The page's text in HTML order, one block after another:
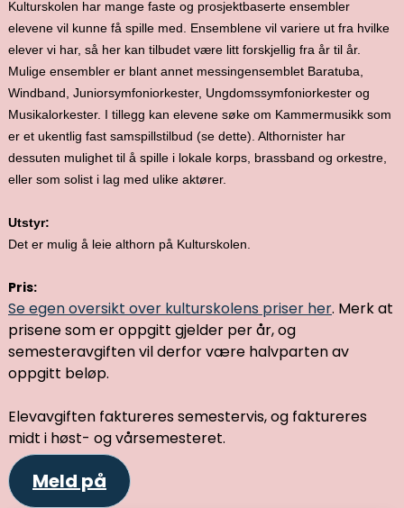
Kulturskolen har mange faste og prosjektbaserte ensembler
elevene vil kunne få spille med. Ensemblene vil variere ut fra hvilke
elever vi har, så her kan tilbudet være litt forskjellig fra år til år.
Mulige ensembler er blant annet messingensemblet Baratuba,
Windband, Juniorsymfoniorkester, Ungdomssymfoniorkester og
Musikalorkester. I tillegg kan elevene søke om Kammermusikk som
er et ukentlig fast samspillstilbud (se dette). Althornister har
dessuten mulighet til å spille i lokale korps, brassband og orkestre,
eller som solist i lag med ulike aktører.
Utstyr:
Det er mulig å leie althorn på Kulturskolen.
Pris:
Se egen oversikt over kulturskolens priser her. Merk at
prisene som er oppgitt gjelder per år, og
semesteravgiften vil derfor være halvparten av
oppgitt beløp.
Elevavgiften faktureres semestervis, og faktureres
midt i høst- og vårsemesteret.
Meld på